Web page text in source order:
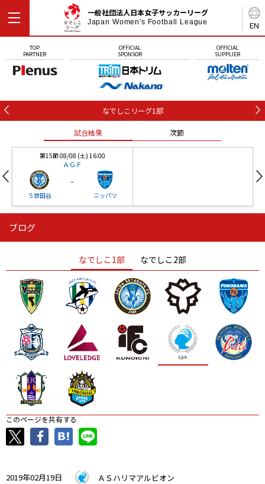
EN
一般社団法人日本女子サッカーリーグ
Japan Women's Football League
TOP
PARTNER
OFFICIAL
SPONSOR
OFFICIAL
SUPPLIER
なでしこリーグ1部
試合結果 次節
第15節 08/08 (土) 16:00
ＡＧＦ
Ｓ世田谷
-
ニッパツ
ニッパツ
ニッパツ 名古屋
石人の星
静岡 愛媛Ｌ
ブログ
なでしこ1部 なでしこ2部
このページを共有する
2019年02月19日
ＡＳハリマアルビオン